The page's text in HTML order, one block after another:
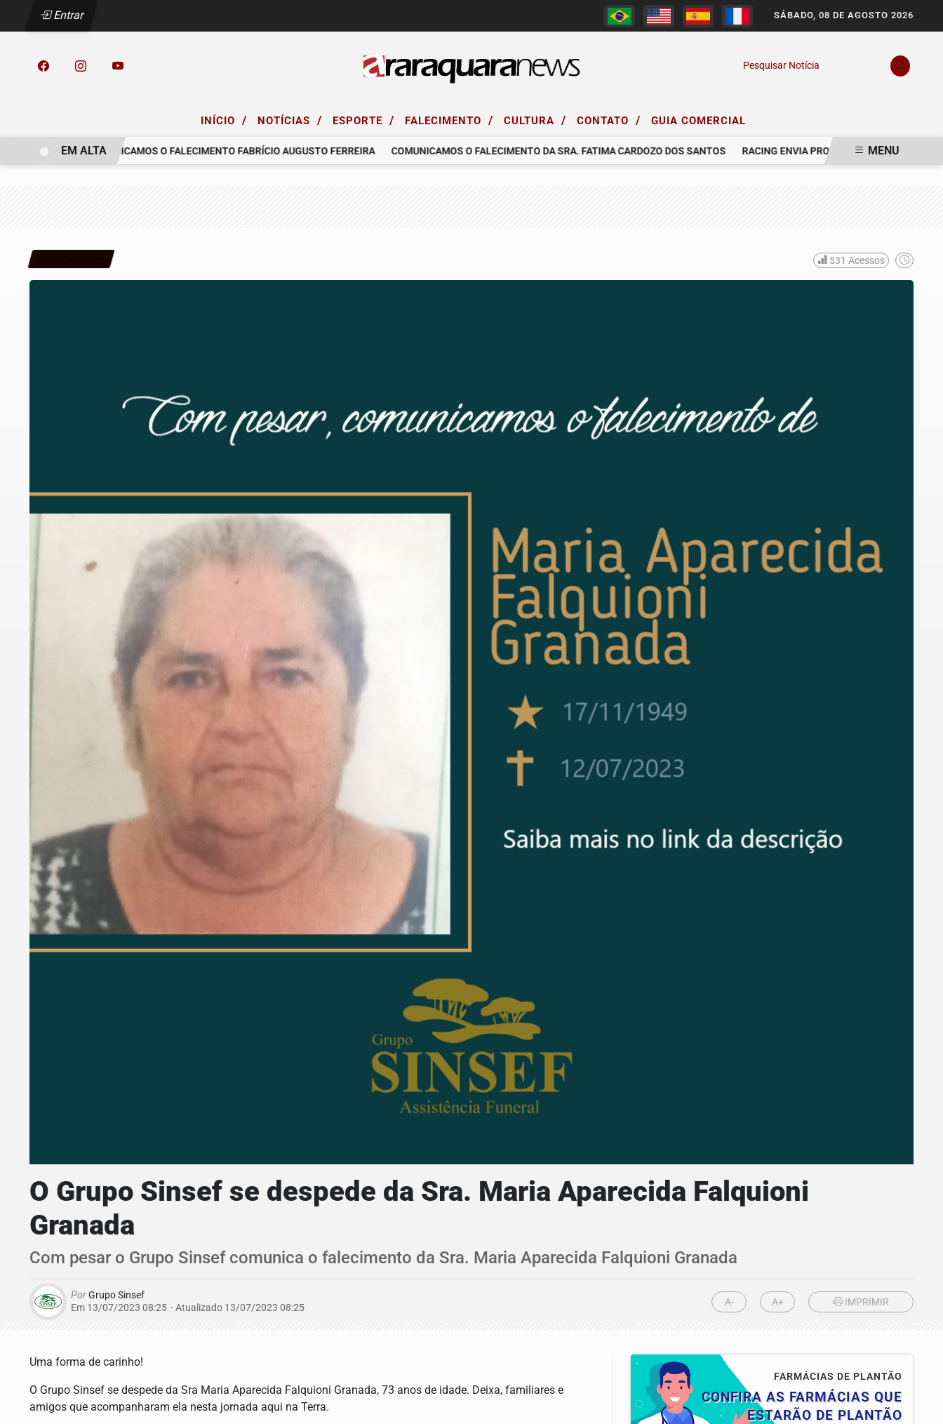
Entrar SÁBADO, 08 DE AGOSTO 2026
Pesquisar Notícia
INÍCIO / NOTÍCIAS / ESPORTE / FALECIMENTO / CULTURA / CONTATO / GUIA COMERCIAL
COELHO. COMUNICAMOS O FALECIMENTO FABRÍCIO AUGUSTO FERREIRA COMUNICAMOS O FALECIMENTO DA SRA. FATIMA CARDOZO DOS SANTOS RACING ENVIA PROPOSTA AO GRÊMIO PARA
EM ALTA MENU
531 Acessos
O Grupo Sinsef se despede da Sra. Maria Aparecida Falquioni
Granada
Com pesar o Grupo Sinsef comunica o falecimento da Sra. Maria Aparecida Falquioni Granada
PorGrupo Sinsef
Em 13/07/2023 08:25 - Atualizado 13/07/2023 08:25 A- A+ IMPRIMIR
Uma forma de carinho!
O Grupo Sinsef se despede da Sra Maria Aparecida Falquioni Granada, 73 anos de idade. Deixa, familiares e
amigos que acompanharam ela nesta jornada aqui na Terra.
FARMÁCIAS DE PLANTÃO
CONFIRA AS FARMÁCIAS QUE
ESTARÃO DE PLANTÃO